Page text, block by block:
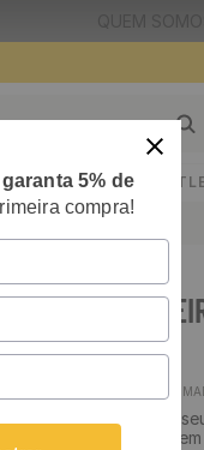
ADESIVO
CM
PEQ-
Lavável - Transforme
essa linda estampa
garanta 5% de
compra!